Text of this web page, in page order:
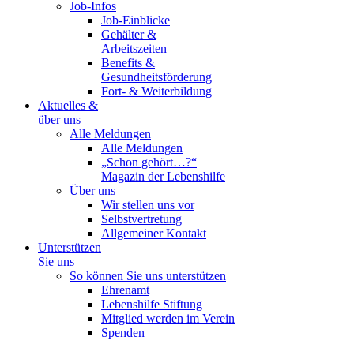
Job-Infos
Job-Einblicke
Gehälter &
Arbeitszeiten
Benefits &
Gesundheitsförderung
Fort- & Weiterbildung
Aktuelles &
über uns
Alle Meldungen
Alle Meldungen
„Schon gehört…?“
Magazin der Lebenshilfe
Über uns
Wir stellen uns vor
Selbstvertretung
Allgemeiner Kontakt
Unterstützen
Sie uns
So können Sie uns unterstützen
Ehrenamt
Lebenshilfe Stiftung
Mitglied werden im Verein
Spenden